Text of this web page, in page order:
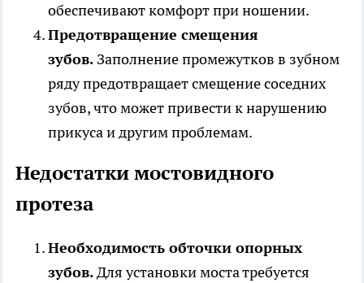
обеспечивают комфорт при ношении.
Предотвращение смещения
зубов. Заполнение промежутков в зубном
ряду предотвращает смещение соседних
зубов, что может привести к нарушению
прикуса и другим проблемам.
Недостатки мостовидного
протеза
Необходимость обточки опорных
зубов.Для установки моста требуется